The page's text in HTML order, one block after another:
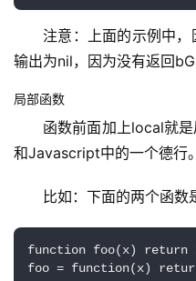
注意：上面的示例中
输出为nil，因为没有返回
局部函数
函数前面加上local就
和Javascript中的一个德行。
比如：下面的两个函数
function foo(x) return
foo = function(x)